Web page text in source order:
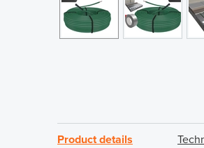
Product details